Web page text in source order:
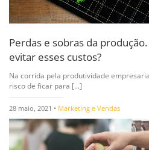
Perdas e sobras da
evitar esses custos?
Na corrida pela produtividade
risco de ficar para [...]
28 maio, 2021 • Marketing e Vendas